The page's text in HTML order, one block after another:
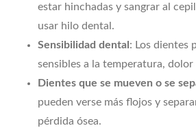
estar hinchadas y sangrar al
usar hilo dental.
Sensibilidad dental : Los dientes
sensibles a la temperatura, dolor
Dientes que se mueven o se
pueden verse más flojos y
pérdida ósea.